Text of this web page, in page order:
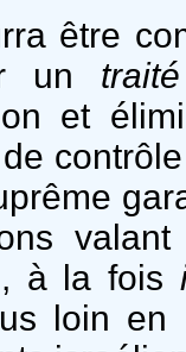
être
un
et
à la fois
loin en